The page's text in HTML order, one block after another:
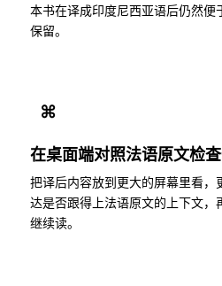
本书在译成印度尼西亚语后仍然便
保留。
⌘
在桌面端对照法语原文检
把译后内容放到更大的屏幕里看，
达是否跟得上法语原文的上下文，
继续读。